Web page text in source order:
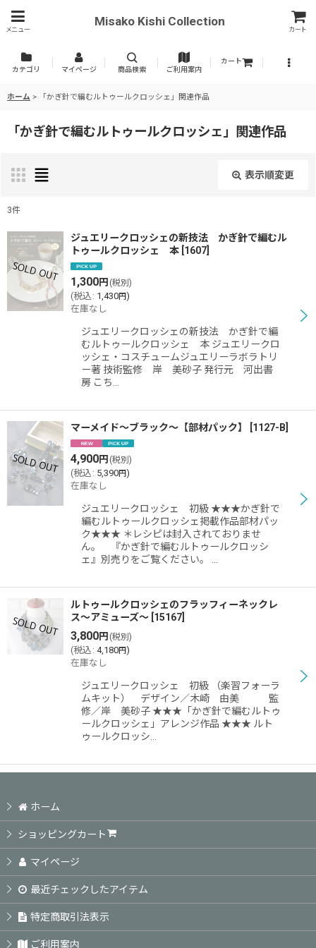
メニュー
Misako Kishi Collection
カート
カテゴリ マイページ 商品検索 ご利用案内
カート
ホーム > 「かぎ針で編むルトゥールクロッシェ」関連作品
「かぎ針で編むルトゥールクロッシェ」関連作品
表示順変更
表示数:
並び順:
3件
ジュエリークロッシェの新技法 かぎ針で編むル
トゥールクロッシェ 本 1607
1,300円 (税別)
(税込 : 1,430円)
在庫なし
ジュエリークロッシェの新技法 かぎ針で編
むルトゥールクロッシェ 本 ジュエリークロ
ッシェ・コスチュームジュエリーラボラトリ
ー著 技術監修 岸 美砂子 発行元 河出書
房 こち…
マーメイド〜ブラック〜【部材パック】 1127-B
4,900円 (税別)
(税込 : 5,390円)
在庫なし
ジュエリークロッシェ 初級 ★★★かぎ針で
編むルトゥールクロッシェ掲載作品部材パッ
ク★★★ ＊レシピは封入されておりませ
ん。 『かぎ針で編むルトゥールクロッシ
ェ』別売りをご覧ください。 …
ルトゥールクロッシェのフラッフィーネックレ
ス〜アミューズ〜 15167
3,800円 (税別)
(税込 : 4,180円)
在庫なし
ジュエリークロッシェ 初級 （楽習フォーラ
ムキット） デザイン／木崎 由美 監
修／岸 美砂子 ★★★「かぎ針で編むルトゥ
ールクロッシェ」アレンジ作品 ★★★ ルト
ゥールクロッシ…
ホーム
ショッピングカート
マイページ
最近チェックしたアイテム
特定商取引法表示
ご利用案内